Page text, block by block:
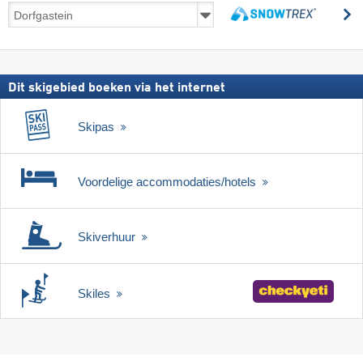
Skireizen
incl.
Dit skigebied boeken via het internet
Skipas
Voordelige accommodaties/hotels
Skiverhuur
Skiles